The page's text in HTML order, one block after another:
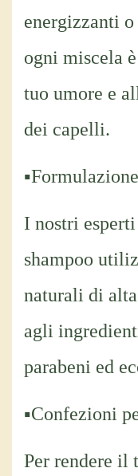
energizzanti
ogni miscela
tuo umore e
dei capelli.
I nostri
shampoo
naturali di
agli
parabeni ed
▪Confezioni
Per rendere il